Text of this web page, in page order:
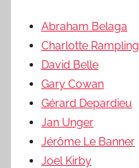
Abraham Belaga
Charlotte Rampling
David Belle
Gary Cowan
Gérard Depardieu
Jan Unger
Jérôme Le Banner
Joel Kirby